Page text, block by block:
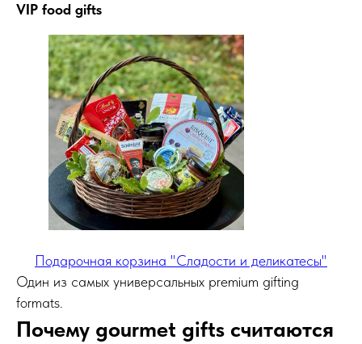
VIP food gifts
Подарочная корзина "Сладости и деликатесы"
Один из самых универсальных premium gifting
formats.
Почему gourmet gifts считаются